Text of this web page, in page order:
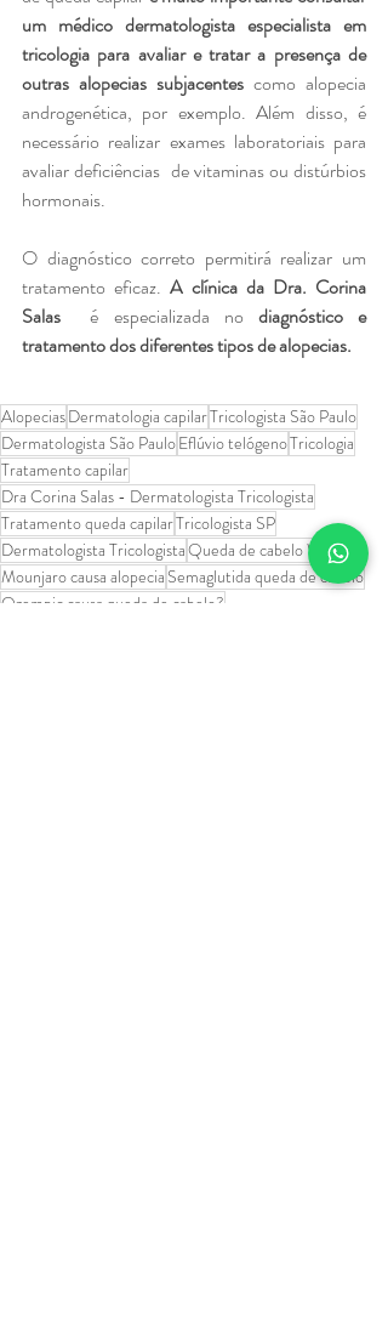
um médico dermatologista especialista em
tricologia para avaliar e tratar a presença de
outras alopecias subjacentes como alopecia
androgenética, por exemplo. Além disso, é
necessário realizar exames laboratoriais para
avaliar deficiências  de vitaminas ou distúrbios
hormonais.
O diagnóstico correto permitirá realizar um
tratamento eficaz. A clínica da Dra. Corina
Salas
  é especializada no
diagnóstico e
tratamento dos diferentes tipos de alopecias.
AlopeciasDermatologia capilarTricologista São Paulo
Dermatologista São PauloEflúvio telógenoTricologia
Tratamento capilar
Dra Corina Salas - Dermatologista Tricologista
Tratamento queda capilarTricologista SP
Dermatologista TricologistaQueda de cabelo Wegovy
Mounjaro causa alopecia Semaglutida queda de cabelo
Ozempic causa queda de cabelo?